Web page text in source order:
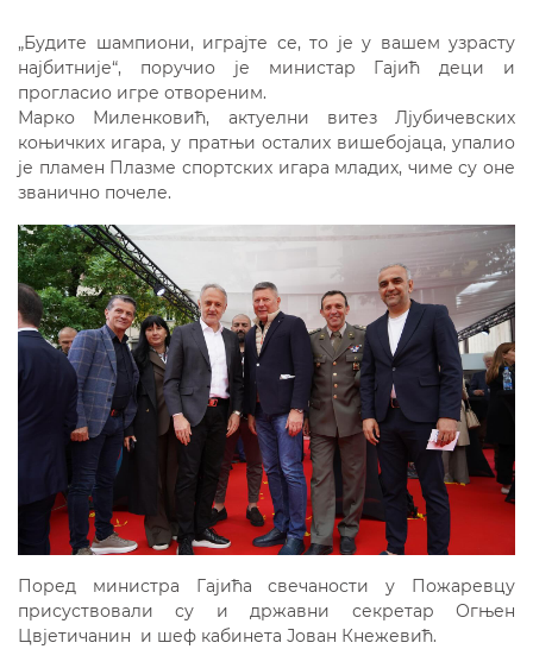
„Будите шампиони, играјте се, то је у вашем узрасту
најбитније“, поручио је министар Гајић деци и
прогласио игре отвореним.
Марко Миленковић, актуелни витез Лјубичевских
коњичких игара, у пратњи осталих вишебојаца, упалио
је пламен Плазме спортских игара младих, чиме су оне
званично почеле.
Поред министра Гајића свечаности у Пожаревцу
присуствовали су и државни секретар Огњен
Цвјетичанин и шеф кабинета Јован Кнежевић.